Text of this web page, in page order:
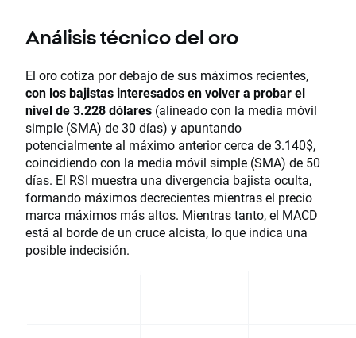
Análisis técnico del oro
El oro cotiza por debajo de sus máximos recientes,
con los bajistas interesados ​​en volver a probar el
nivel de 3.228 dólares (alineado con la media móvil
simple (SMA) de 30 días) y apuntando
potencialmente al máximo anterior cerca de 3.140$, ​​
coincidiendo con la media móvil simple (SMA) de 50
días. El RSI muestra una divergencia bajista oculta,
formando máximos decrecientes mientras el precio
marca máximos más altos. Mientras tanto, el MACD
está al borde de un cruce alcista, lo que indica una
posible indecisión.